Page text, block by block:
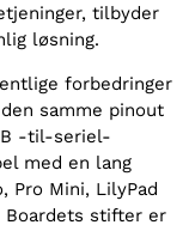
tilbyder
løsning.
forbedringer
samme pinout
-til-seriel-
med en lang
Pro Mini, LilyPad
Boardets stifter er